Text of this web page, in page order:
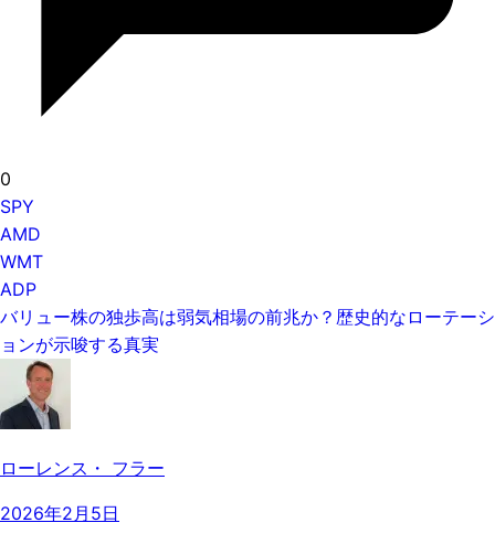
0
SPY
AMD
WMT
ADP
バリュー株の独歩高は弱気相場の前兆か？歴史的なローテーシ
ョンが示唆する真実
ローレンス・ フラー
2026年2月5日